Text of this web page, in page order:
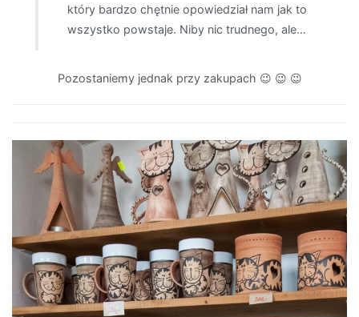
który bardzo chętnie opowiedział nam jak to
wszystko powstaje. Niby nic trudnego, ale…
Pozostaniemy jednak przy zakupach 😉 😉 😉